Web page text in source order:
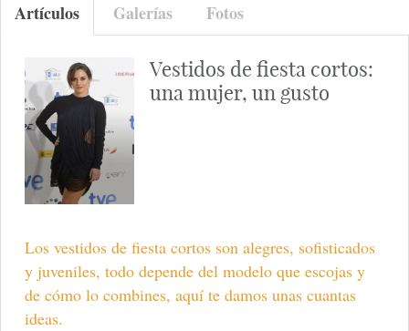
Artículos Galerías Fotos
Vestidos de fiesta cortos:
una mujer, un gusto
Los vestidos de fiesta cortos son alegres, sofisticados
y juveniles, todo depende del modelo que escojas y
de cómo lo combines, aquí te damos unas cuantas
ideas.